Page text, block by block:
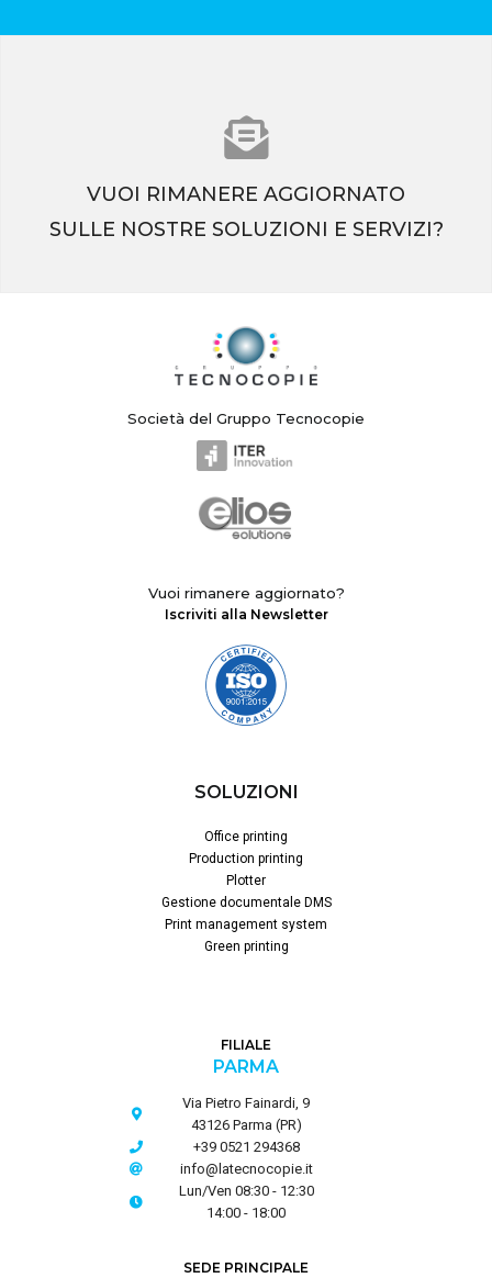
VUOI RIMANERE AGGIORNATO
SULLE NOSTRE SOLUZIONI E SERVIZI?
Società del Gruppo Tecnocopie
Vuoi rimanere aggiornato?
Iscriviti alla Newsletter
SOLUZIONI
Office printing
Production printing
Plotter
Gestione documentale DMS
Print management system
Green printing
FILIALE
PARMA
Via Pietro Fainardi, 9
43126 Parma (PR)
+39 0521 294368
info@latecnocopie.it
Lun/Ven 08:30 - 12:30
14:00 - 18:00
SEDE PRINCIPALE